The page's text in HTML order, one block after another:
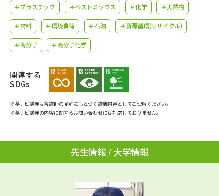
学問の教科書 夢ナビライブ
ユーザーサポート
資料の料金の
お支払いについて
受付内容・発送状況の確認
テレメール
個人情報取扱規定
特定商取引表記
＃プラスチック ＃ベストミックス ＃化学 ＃天然物
＃材料 ＃環境負荷 ＃石油 ＃資源循環(リサイクル)
＃高分子 ＃高分子化学
関連する
SDGs
※夢ナビ講義は各講師の見解にもとづく講義内容としてご理解ください。
※夢ナビ講義の内容に関するお問い合わせには対応しておりません。
先生情報 / 大学情報